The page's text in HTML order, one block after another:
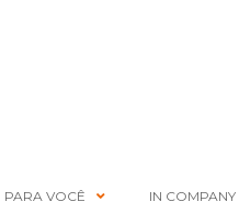
PARA VOCÊ IN COMPANY